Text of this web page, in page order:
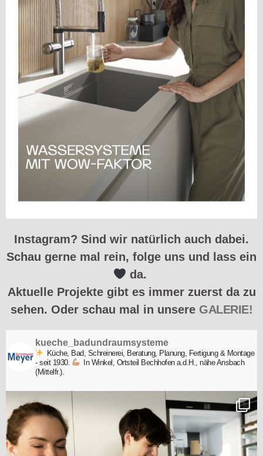
Instagram? Sind wir natürlich auch dabei.
Schau gerne mal rein, folge uns und lass ein
da.
Aktuelle Projekte gibt es immer zuerst da zu
sehen. Oder schau mal in unsere GALERIE!
kueche_badundraumsysteme
Küche, Bad, Schreinerei, Beratung, Planung, Fertigung & Montage
- seit 1930.
In Winkel, Ortsteil Bechhofen a.d.H., nähe Ansbach
(Mittelfr.).